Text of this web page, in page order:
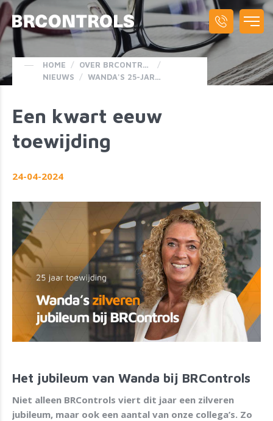
HOME / OVER BRCONTROLS
/
NIEUWS / WANDA'S 25-JARIG JUBILEUM
Een kwart eeuw
toewijding
24-04-2024
Het jubileum van Wanda bij BRControls
Niet alleen BRControls viert dit jaar een zilveren
jubileum, maar ook een aantal van onze collega’s. Zo